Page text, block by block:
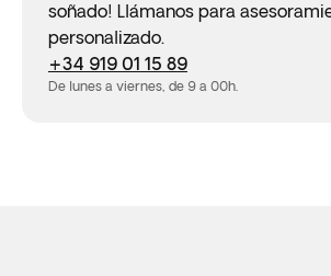
soñado! Llámanos para
personalizado.
+34 919 01 15 89
De lunes a viernes, de 9 a 00h.